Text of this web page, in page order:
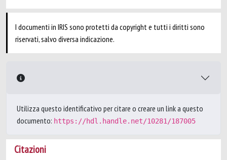
I documenti in IRIS sono protetti da copyright e tutti i diritti sono
riservati, salvo diversa indicazione.
Utilizza questo identificativo per citare o creare un link a questo
documento: https://hdl.handle.net/10281/187005
Citazioni